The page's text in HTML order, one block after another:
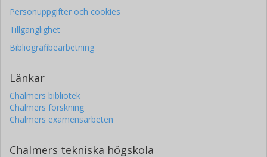
Personuppgifter och cookies
Tillgänglighet
Bibliografibearbetning
Länkar
Chalmers bibliotek
Chalmers forskning
Chalmers examensarbeten
Chalmers tekniska högskola